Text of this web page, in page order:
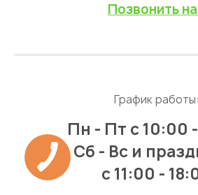
Позвонить
График работы:
Пн - Пт с 10:00
Сб - Вс и
c 11:00 -